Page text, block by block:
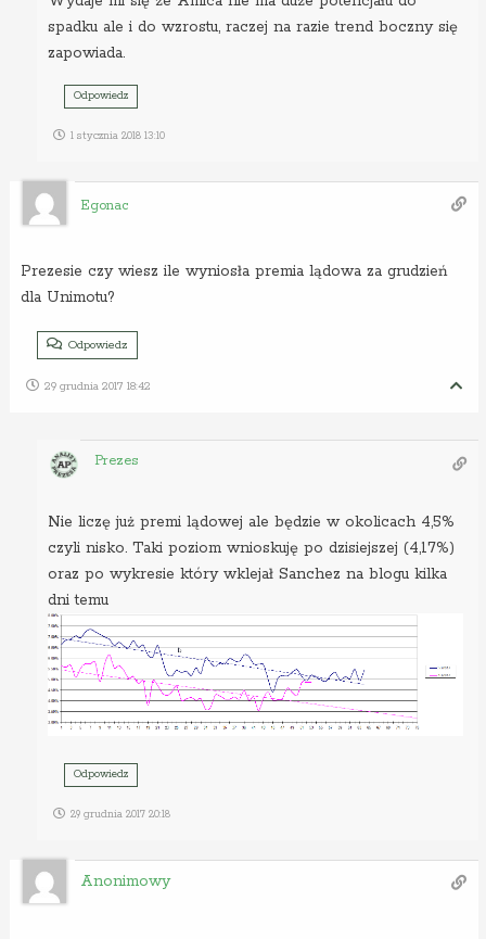
spadku ale i do wzrostu, raczej na razie trend boczny się
zapowiada.
Odpowiedz
1 stycznia 2018 13:10
Egonac
Prezesie czy wiesz ile wyniosła premia lądowa za grudzień
dla Unimotu?
Odpowiedz
29 grudnia 2017 18:42
Prezes
Nie liczę już premi lądowej ale będzie w okolicach 4,5%
czyli nisko. Taki poziom wnioskuję po dzisiejszej (4,17%)
oraz po wykresie który wklejał Sanchez na blogu kilka
dni temu
Odpowiedz
29 grudnia 2017 20:18
Anonimowy